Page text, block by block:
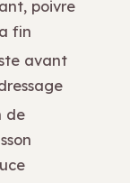
poivre
fin
avant
de